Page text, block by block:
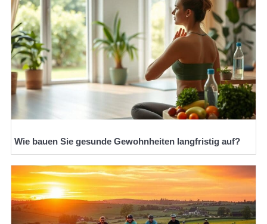
Wie bauen Sie gesunde Gewohnheiten langfristig auf?